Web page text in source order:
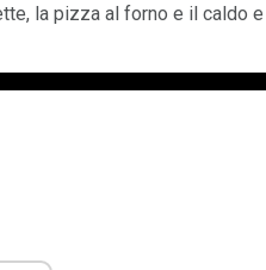
la pizza al forno e il caldo